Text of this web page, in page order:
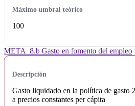
Máximo umbral teórico
100
META_8.b Gasto en fomento del empleo
Descripción
Gasto liquidado en la política de gasto
a precios constantes per cápita